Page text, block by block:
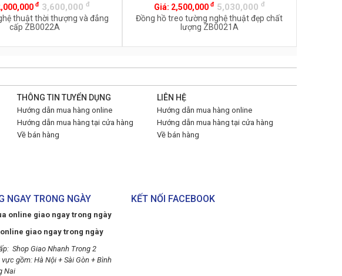
đ 3,600,000đ
thuật thời thượng và đẳng
cấp ZB0022A
Giá: 2,500,000 đ 5,030,000 đ
Đồng hồ treo tường nghệ thuật đẹp chất
lượng ZB0021A
THÔNG TIN TUYỂN DỤNG
Hướng dẫn mua hàng online
Hướng dẫn mua hàng tại cửa hàng
Về bán hàng
LIÊN HỆ
Hướng dẫn mua hàng online
Hướng dẫn mua hàng tại cửa hàng
Về bán hàng
NGAY TRONG NGÀY
online giao ngay trong ngày
giao ngay trong ngày
Shop Giao Nhanh Trong 2
gồm: Hà Nội + Sài Gòn + Bình
Nai
KẾT NỐI FACEBOOK